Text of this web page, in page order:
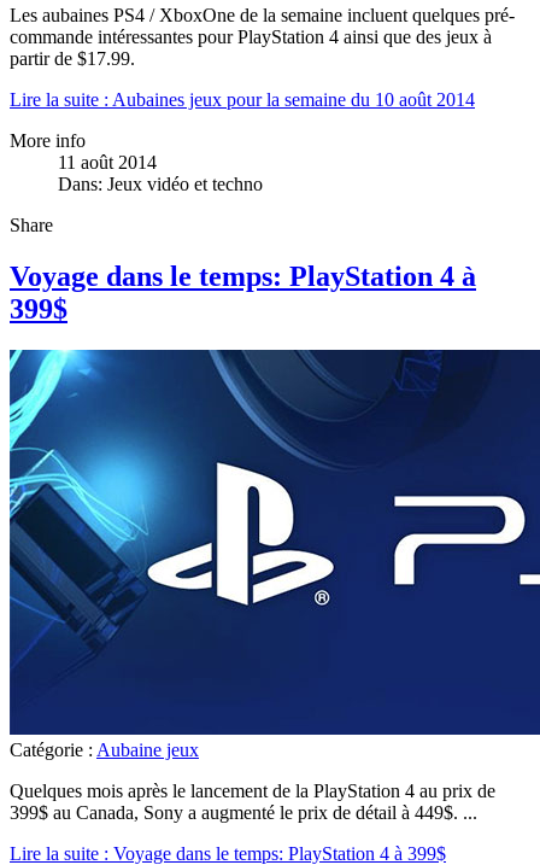
Les aubaines PS4 / XboxOne de la semaine incluent quelques pré-
commande intéressantes pour PlayStation 4 ainsi que des jeux à
partir de $17.99.
Lire la suite : Aubaines jeux pour la semaine du 10 août 2014
More info
11 août 2014
Dans: Jeux vidéo et techno
Share
Voyage dans le temps: PlayStation 4 à
399$
Catégorie : Aubaine jeux
Quelques mois après le lancement de la PlayStation 4 au prix de
399$ au Canada, Sony a augmenté le prix de détail à 449$. ...
Lire la suite : Voyage dans le temps: PlayStation 4 à 399$